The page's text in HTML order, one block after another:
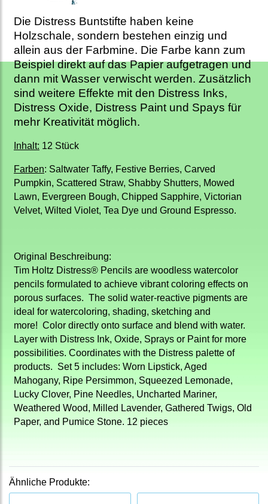
Die Distress Buntstifte haben keine
Holzschale, sondern bestehen einzig und
allein aus der Farbmine. Die Farbe kann zum
Beispiel direkt auf das Papier aufgetragen und
dann mit Wasser verwischt werden. Zusätzlich
sind weitere Effekte mit den Distress Inks,
Distress Oxide, Distress Paint und Spays für
mehr Kreativität möglich.
Inhalt: 12 Stück
Farben: Saltwater Taffy, Festive Berries, Carved
Pumpkin, Scattered Straw, Shabby Shutters, Mowed
Lawn, Evergreen Bough, Chipped Sapphire, Victorian
Velvet, Wilted Violet, Tea Dye und Ground Espresso.
Original Beschreibung:
Tim Holtz Distress® Pencils are woodless watercolor
pencils formulated to achieve vibrant coloring effects on
porous surfaces. The solid water-reactive pigments are
ideal for watercoloring, shading, sketching and
more! Color directly onto surface and blend with water.
Layer with Distress Ink, Oxide, Sprays or Paint for more
possibilities. Coordinates with the Distress palette of
products. Set 5 includes: Worn Lipstick, Aged
Mahogany, Ripe Persimmon, Squeezed Lemonade,
Lucky Clover, Pine Needles, Uncharted Mariner,
Weathered Wood, Milled Lavender, Gathered Twigs, Old
Paper, and Pumice Stone. 12 pieces
Ähnliche Produkte: